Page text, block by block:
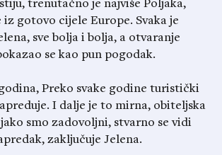
trenutačno je najviše Poljaka,
gotovo cijele Europe. Svaka je
sve bolja i bolja, a otvaranje
se kao pun pogodak.
Preko svake godine turistički
I dalje je to mirna, obiteljska
smo zadovoljni, stvarno se vidi
zaključuje Jelena.